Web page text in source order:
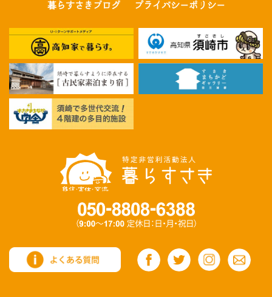
暮らすさきブログ プライバシーポリシー